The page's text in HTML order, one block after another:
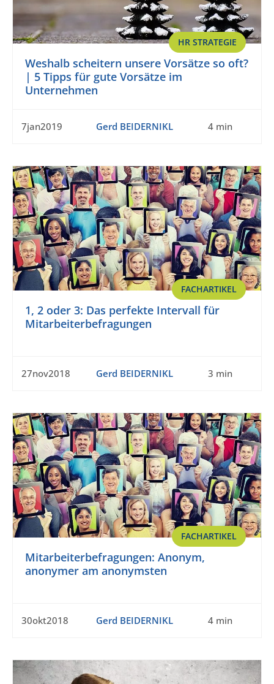
HR STRATEGIE
Weshalb scheitern unsere Vorsätze so oft?
| 5 Tipps für gute Vorsätze im
Unternehmen
7jan2019 Gerd BEIDERNIKL 4 min
FACHARTIKEL
1, 2 oder 3: Das perfekte Intervall für
Mitarbeiterbefragungen
27nov2018 Gerd BEIDERNIKL 3 min
FACHARTIKEL
Mitarbeiterbefragungen: Anonym,
anonymer am anonymsten
30okt2018 Gerd BEIDERNIKL 4 min